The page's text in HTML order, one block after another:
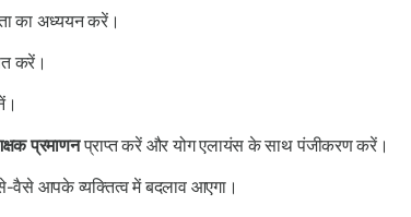
का अध्ययन करें।
करें।
प्रमाणनप्राप्त करें और योग एलायंस के साथ पंजीकरण करें।
आपके व्यक्तित्व में बदलाव आएगा।